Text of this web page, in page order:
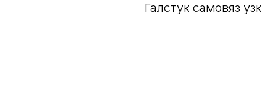
Галстук самовяз